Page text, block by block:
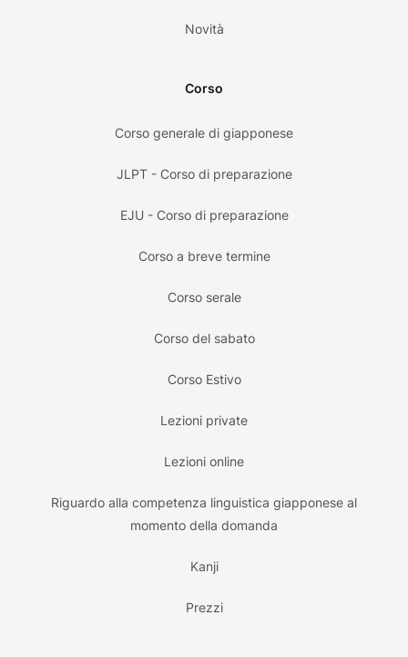
Novità
Corso
Corso generale di giapponese
JLPT - Corso di preparazione
EJU - Corso di preparazione
Corso a breve termine
Corso serale
Corso del sabato
Corso Estivo
Lezioni private
Lezioni online
Riguardo alla competenza linguistica giapponese al
momento della domanda
Kanji
Prezzi